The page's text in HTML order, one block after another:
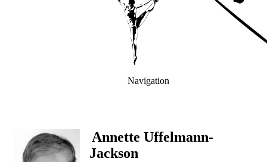
Navigation
Annette Uffelmann-
Jackson